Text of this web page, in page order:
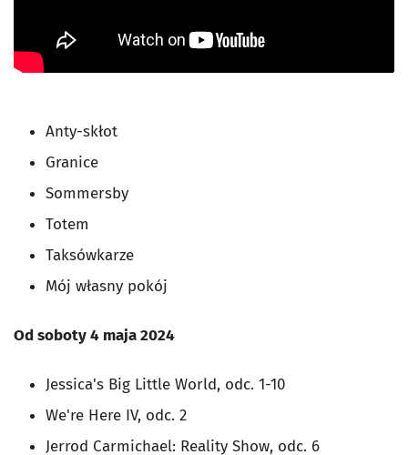
Anty-skłot
Granice
Sommersby
Totem
Taksówkarze
Mój własny pokój
Od soboty 4 maja 2024
Jessica's Big Little World, odc. 1-10
We're Here IV, odc. 2
Jerrod Carmichael: Reality Show, odc. 6